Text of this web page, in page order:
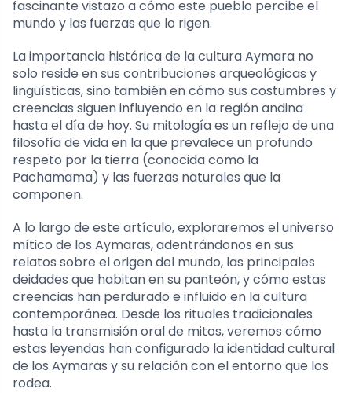
fascinante vistazo a cómo este pueblo percibe el
mundo y las fuerzas que lo rigen.
La importancia histórica de la cultura Aymara no
solo reside en sus contribuciones arqueológicas y
lingüísticas, sino también en cómo sus costumbres y
creencias siguen influyendo en la región andina
hasta el día de hoy. Su mitología es un reflejo de una
filosofía de vida en la que prevalece un profundo
respeto por la tierra (conocida como la
Pachamama) y las fuerzas naturales que la
componen.
A lo largo de este artículo, exploraremos el universo
mítico de los Aymaras, adentrándonos en sus
relatos sobre el origen del mundo, las principales
deidades que habitan en su panteón, y cómo estas
creencias han perdurado e influido en la cultura
contemporánea. Desde los rituales tradicionales
hasta la transmisión oral de mitos, veremos cómo
estas leyendas han configurado la identidad cultural
de los Aymaras y su relación con el entorno que los
rodea.